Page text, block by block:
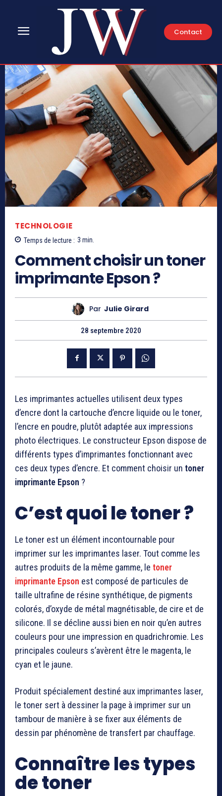
Contact
TECHNOLOGIE
Temps de lecture : 3 min.
Comment choisir un toner
imprimante Epson ?
Par Julie Girard
28 septembre 2020
Les imprimantes actuelles utilisent deux types
d’encre dont la cartouche d’encre liquide ou le toner,
l’encre en poudre, plutôt adaptée aux impressions
photo électriques. Le constructeur Epson dispose de
différents types d’imprimantes fonctionnant avec
ces deux types d’encre. Et comment choisir un toner
imprimante Epson ?
C’est quoi le toner ?
Le toner est un élément incontournable pour
imprimer sur les imprimantes laser. Tout comme les
autres produits de la même gamme, le toner
imprimante Epson est composé de particules de
taille ultrafine de résine synthétique, de pigments
colorés, d’oxyde de métal magnétisable, de cire et de
silicone. Il se décline aussi bien en noir qu’en autres
couleurs pour une impression en quadrichromie. Les
principales couleurs s’avèrent être le magenta, le
cyan et le jaune.
Produit spécialement destiné aux imprimantes laser,
le toner sert à dessiner la page à imprimer sur un
tambour de manière à se fixer aux éléments de
dessin par phénomène de transfert par chauffage.
Connaître les types
de toner